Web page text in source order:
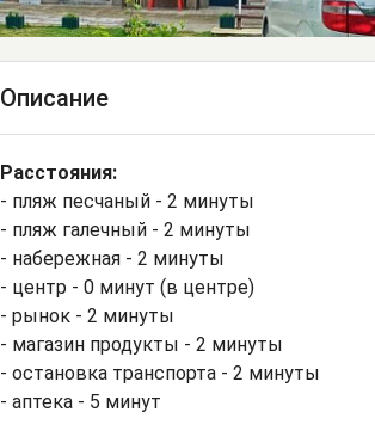
Описание
Расстояния:
- пляж песчаный - 2 минуты
- пляж галечный - 2 минуты
- набережная - 2 минуты
- центр - 0 минут (в центре)
- рынок - 2 минуты
- магазин продукты - 2 минуты
- остановка транспорта - 2 минуты
- аптека - 5 минут